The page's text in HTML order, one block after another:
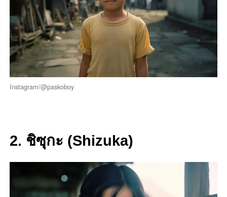
Instagram/@paskoboy
2. ชิซุกะ (Shizuka)